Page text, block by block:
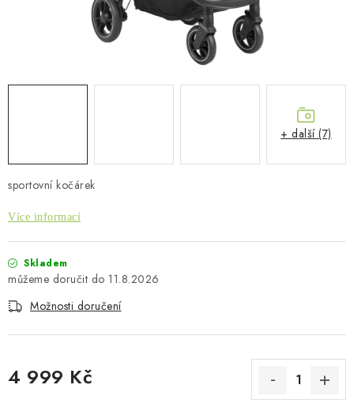
PRO PSY
OSTATNÍ NOSIČE
Kontakty O nás
sportovní kočárek
Více informací
Skladem
11.8.2026
Možnosti doručení
4 999 Kč
+ další (7)